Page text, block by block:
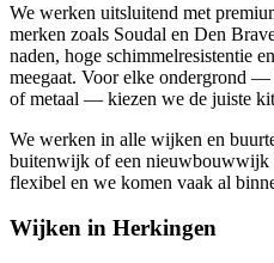
We werken uitsluitend met
merken zoals Soudal en Den
naden, hoge schimmelresistentie
meegaat. Voor elke ondergrond —
of metaal — kiezen we de juiste
We werken in alle wijken en
buitenwijk of een
flexibel en we komen vaak al
Wijken in Herkingen